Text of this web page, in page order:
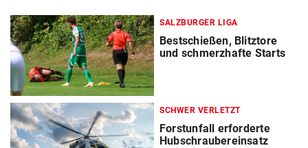
SALZBURGER LIGA
Bestschießen, Blitztore
und schmerzhafte Starts
SCHWER VERLETZT
Forstunfall erforderte
Hubschraubereinsatz